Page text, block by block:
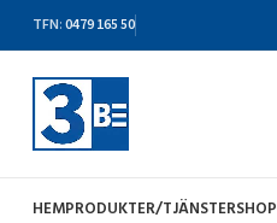
TFN: 0479 165 50
HEMPRODUKTER/TJÄNSTERSHOP